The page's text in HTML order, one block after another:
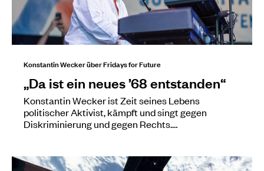
Konstantin Wecker über Fridays for Future
„Da ist ein neues ’68 entstanden“
Konstantin Wecker ist Zeit seines Lebens
politischer Aktivist, kämpft und singt gegen
Diskriminierung und gegen Rechts.…